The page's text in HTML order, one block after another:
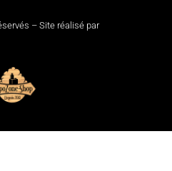
– Site réalisé par